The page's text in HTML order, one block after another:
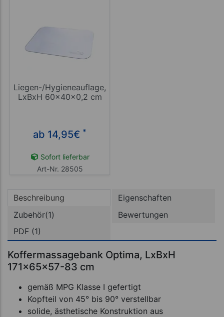
Liegen-/Hygieneauflage,
LxBxH 60x40x0,2 cm
ab 14,95€ *
Sofort lieferbar
Art-Nr. 28505
Beschreibung
Eigenschaften
Zubehör(1)
Bewertungen
PDF (1)
Koffermassagebank Optima, LxBxH
171x65x57-83 cm
gemäß MPG Klasse I gefertigt
Kopfteil von 45° bis 90° verstellbar
solide, ästhetische Konstruktion aus